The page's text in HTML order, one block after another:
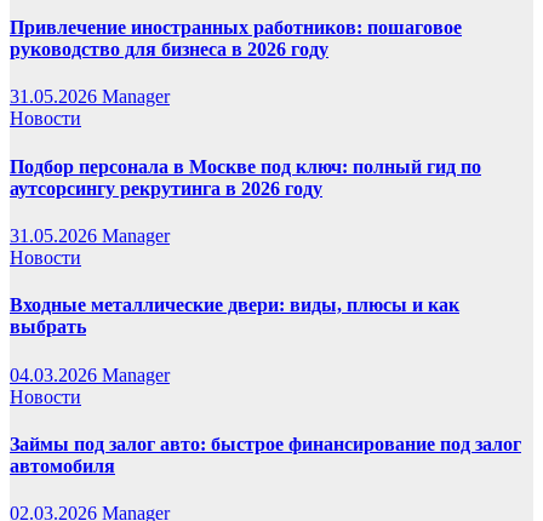
Привлечение иностранных работников: пошаговое
руководство для бизнеса в 2026 году
31.05.2026 Manager
Новости
Подбор персонала в Москве под ключ: полный гид по
аутсорсингу рекрутинга в 2026 году
31.05.2026 Manager
Новости
Входные металлические двери: виды, плюсы и как
выбрать
04.03.2026 Manager
Новости
Займы под залог авто: быстрое финансирование под залог
автомобиля
02.03.2026 Manager